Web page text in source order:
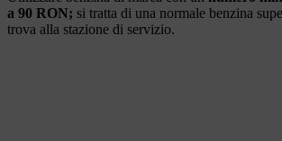
a 90 RON; si tratta di una normale benzina
trova alla stazione di servizio.